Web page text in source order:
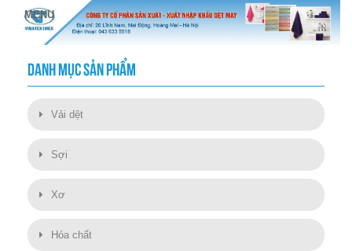
DANH MỤC SẢN PHẨM
Vải dệt
Sợi
Xơ
Hóa chất